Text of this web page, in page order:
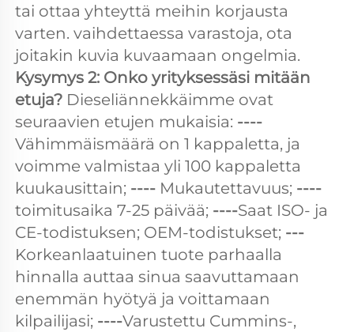
tai ottaa yhteyttä meihin korjausta
varten. vaihdettaessa varastoja, ota
joitakin kuvia kuvaamaan ongelmia.
Kysymys 2: Onko yrityksessäsi mitään
etuja? Dieseliännekkäimme ovat
seuraavien etujen mukaisia: ----
Vähimmäismäärä on 1 kappaletta, ja
voimme valmistaa yli 100 kappaletta
kuukausittain; ---- Mukautettavuus;
toimitusaika 7-25 päivää; ----Saat ISO- ja
CE-todistuksen; OEM-todistukset;
Korkeanlaatuinen tuote parhaalla
hinnalla auttaa sinua saavuttamaan
enemmän hyötyä ja voittamaan
kilpailijasi; ----Varustettu Cummins-,